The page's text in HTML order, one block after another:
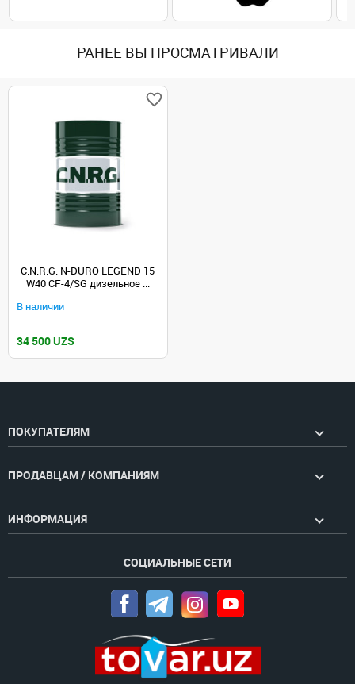
РАНЕЕ ВЫ ПРОСМАТРИВАЛИ
C.N.R.G. N-DURO LEGEND 15
W40 CF-4/SG дизельное ...
В наличии
34 500 UZS
ПОКУПАТЕЛЯМ
ПРОДАВЦАМ / КОМПАНИЯМ
ИНФОРМАЦИЯ
СОЦИАЛЬНЫЕ СЕТИ